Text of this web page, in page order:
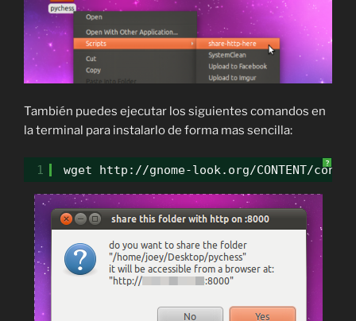
También puedes ejecutar los siguientes comandos en
la terminal para instalarlo de forma mas sencilla:
?
1 wget http://gnome-look.org/CONTENT/